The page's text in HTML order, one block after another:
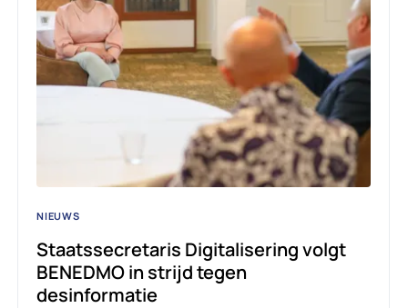
NIEUWS
Staatssecretaris Digitalisering volgt
BENEDMO in strijd tegen
desinformatie